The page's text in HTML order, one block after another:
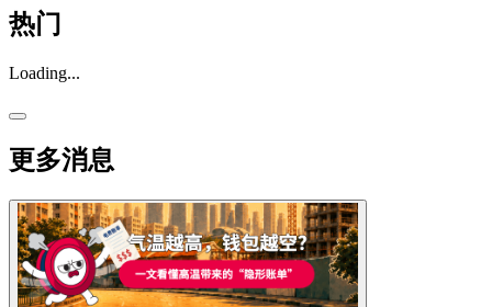
热门
Loading...
更多消息